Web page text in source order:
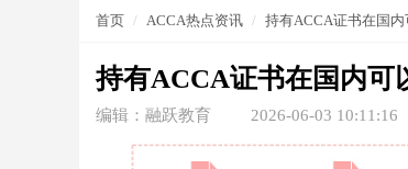
首页 ACCA热点资讯 持有ACCA证书在国
持有ACCA证书在国内可
编辑：融跃教育 2026-06-03 10:11:16